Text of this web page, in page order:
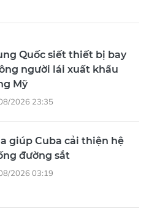
Quốc siết thiết bị bay
người lái xuất khẩu
Mỹ
2026 23:35
giúp Cuba cải thiện hệ
đường sắt
2026 03:19